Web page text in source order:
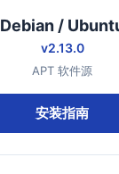
Debian /
v2.13.0
APT 软件源
安装指南